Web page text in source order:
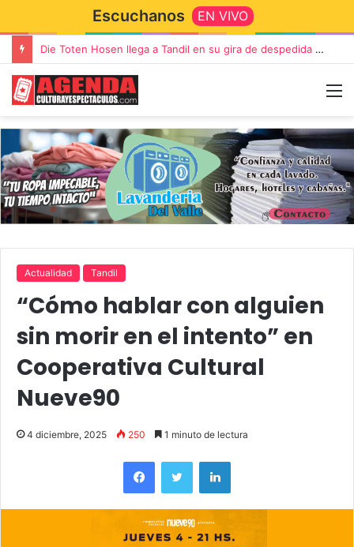
Escuchanos EN VIVO
Die Toten Hosen llega a Tandil en su gira de despedida «Fútbol, Asado, Vino y Adiós Amigos»
Actualidad Tandil
“Cómo hablar con alguien
sin morir en el intento” en
Cooperativa Cultural
Nueve90
4 diciembre, 2025 250 1 minuto de lectura